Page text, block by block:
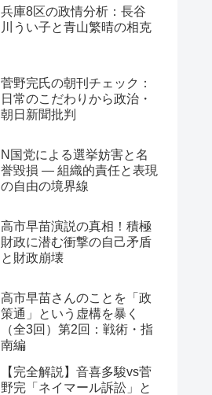
兵庫8区の政情分析：長谷
川うい子と青山繁晴の相克
菅野完氏の朝刊チェック：
日常のこだわりから政治・
朝日新聞批判
N国党による選挙妨害と名
誉毀損 ― 組織的責任と表現
の自由の境界線
高市早苗演説の真相！積極
財政に潜む衝撃の自己矛盾
と財政崩壊
高市早苗さんのことを「政
策通」という虚構を暴く
（全3回）第2回：戦術・指
南編
【完全解説】音喜多駿vs菅
野完「ネイマール訴訟」と